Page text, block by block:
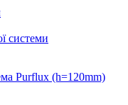
системи
Purflux (h=120mm)